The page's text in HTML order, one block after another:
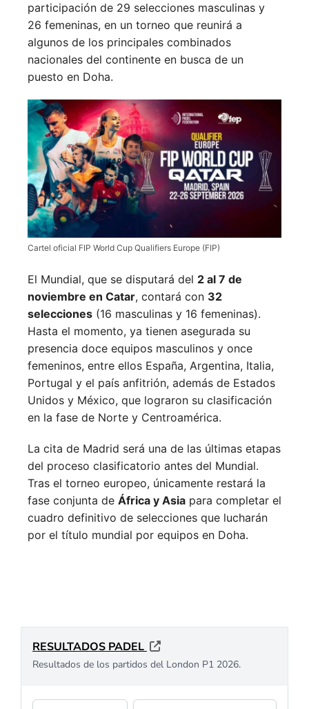
participación de 29 selecciones masculinas y
26 femeninas, en un torneo que reunirá a
algunos de los principales combinados
nacionales del continente en busca de un
puesto en Doha.
Cartel oficial FIP World Cup Qualifiers Europe (FIP)
El Mundial, que se disputará del 2 al 7 de
noviembre en Catar, contará con 32
selecciones (16 masculinas y 16 femeninas).
Hasta el momento, ya tienen asegurada su
presencia doce equipos masculinos y once
femeninos, entre ellos España, Argentina, Italia,
Portugal y el país anfitrión, además de Estados
Unidos y México, que lograron su clasificación
en la fase de Norte y Centroamérica.
La cita de Madrid será una de las últimas etapas
del proceso clasificatorio antes del Mundial.
Tras el torneo europeo, únicamente restará la
fase conjunta de África y Asia para completar el
cuadro definitivo de selecciones que lucharán
por el título mundial por equipos en Doha.